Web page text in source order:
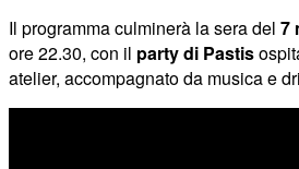
Il programma culminerà la sera del 7
ore 22.30, con il party di Pastis
atelier, accompagnato da musica e